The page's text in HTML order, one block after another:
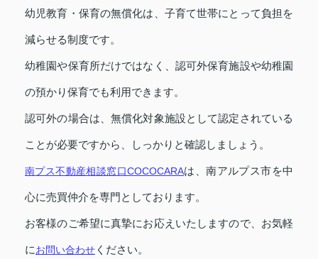
幼児教育・保育の無償化は、子育て世帯にとって負担を
減らせる制度です。
幼稚園や保育所だけではなく、認可外保育施設や幼稚園
の預かり保育でも利用できます。
認可外の場合は、無償化対象施設として認定されている
ことが必要ですから、しっかりと確認しましょう。
南プス不動産相談窓口COCOCARAは、南アルプス市を中
心に売買仲介を専門としております。
お客様のご希望に真摯にお応えいたしますので、お気軽
にお問い合わせ ください。